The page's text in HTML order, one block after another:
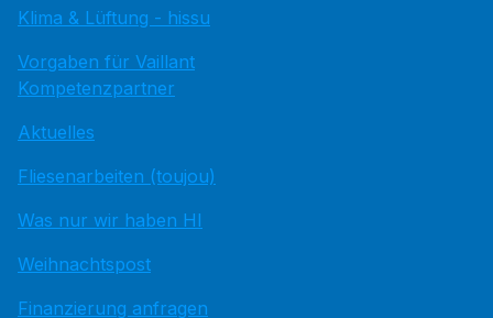
Klima & Lüftung - hissu
Vorgaben für Vaillant
Kompetenzpartner
Aktuelles
Fliesenarbeiten (toujou)
Was nur wir haben HI
Weihnachtspost
Finanzierung anfragen